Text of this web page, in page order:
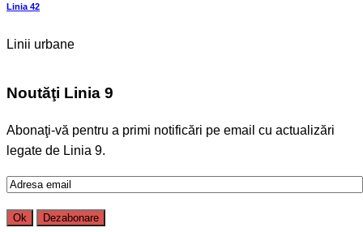
Linia 42
Linii urbane
Noutăţi Linia 9
Abonaţi-vă pentru a primi notificări pe email cu actualizări
legate de Linia 9.